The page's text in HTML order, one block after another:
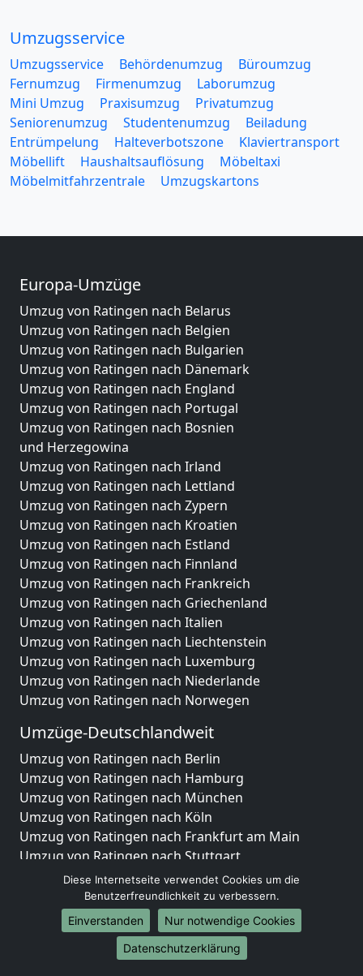
Umzugsservice
Umzugsservice Behördenumzug
Büroumzug
Fernumzug
Firmenumzug
Laborumzug
Mini Umzug
Praxisumzug
Privatumzug
Seniorenumzug
Studentenumzug
Beiladung
Entrümpelung
Halteverbotszone
Klaviertransport
Möbellift
Haushaltsauflösung
Möbeltaxi
Möbelmitfahrzentrale
Umzugskartons
Europa-Umzüge
Umzug von Ratingen nach Belarus
Umzug von Ratingen nach Belgien
Umzug von Ratingen nach Bulgarien
Umzug von Ratingen nach Dänemark
Umzug von Ratingen nach England
Umzug von Ratingen nach Portugal
Umzug von Ratingen nach Bosnien
und Herzegowina
Umzug von Ratingen nach Irland
Umzug von Ratingen nach Lettland
Umzug von Ratingen nach Zypern
Umzug von Ratingen nach Kroatien
Umzug von Ratingen nach Estland
Umzug von Ratingen nach Finnland
Umzug von Ratingen nach Frankreich
Umzug von Ratingen nach Griechenland
Umzug von Ratingen nach Italien
Umzug von Ratingen nach Liechtenstein
Umzug von Ratingen nach Luxemburg
Umzug von Ratingen nach Niederlande
Umzug von Ratingen nach Norwegen
Umzüge-Deutschlandweit
Umzug von Ratingen nach Berlin
Umzug von Ratingen nach Hamburg
Umzug von Ratingen nach München
Umzug von Ratingen nach Köln
Umzug von Ratingen nach Frankfurt am Main
Umzug von Ratingen nach Stuttgart
Umzug von Ratingen nach Düsseldorf
Umzug von Ratingen nach Leipzig
Umzug von Ratingen nach Dortmund
Umzug von Ratingen nach Essen
Umzug von Ratingen nach Bremen
Diese Internetseite verwendet Cookies um die
Benutzerfreundlichkeit zu verbessern.
Einverstanden
Nur notwendige Cookies
Datenschutzerklärung